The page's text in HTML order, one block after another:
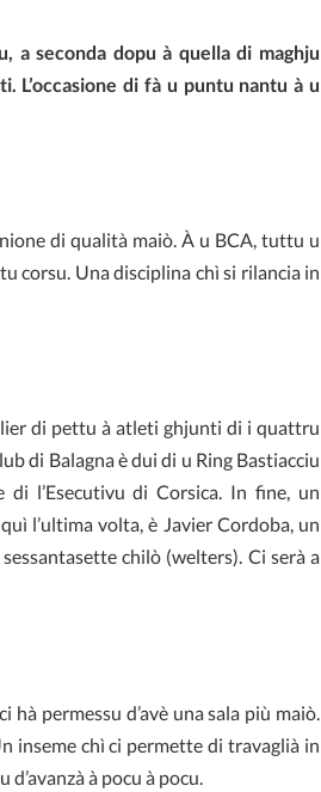
a seconda dopu à quella di maghju
di fà u puntu nantu à u
di qualità maiò. À u BCA, tuttu u
corsu. Una disciplina chì si rilancia in
di pettu à atleti ghjunti di i quattru
di Balagna è dui di u Ring Bastiacciu
l’Esecutivu di Corsica. In fine, un
l’ultima volta, è Javier Cordoba, un
chilò (welters). Ci serà a
permessu d’avè una sala più maiò.
inseme chì ci permette di travaglià in
à pocu à pocu.